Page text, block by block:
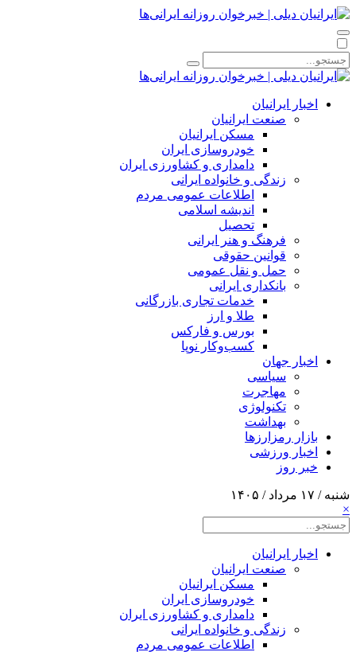
اخبار ایرانیان
صنعت ایرانیان
مسکن ایرانیان
خودروسازی ایران
دامداری و کشاورزی ایران
زندگی و خانواده ایرانی
اطلاعات عمومی مردم
اندیشه اسلامی
تحصیل
فرهنگ و هنر ایرانی
قوانین حقوقی
حمل و نقل عمومی
بانکداری ایرانی
خدمات تجاری بازرگانی
طلا و ارز
بورس و فارکس
کسب‌وکار نوپا
اخبار جهان
سیاسی
مهاجرت
تکنولوژی
بهداشت
بازار رمزارزها
اخبار ورزشی
خبر روز
شنبه / ۱۷ مرداد / ۱۴۰۵
×
اخبار ایرانیان
صنعت ایرانیان
مسکن ایرانیان
خودروسازی ایران
دامداری و کشاورزی ایران
زندگی و خانواده ایرانی
اطلاعات عمومی مردم